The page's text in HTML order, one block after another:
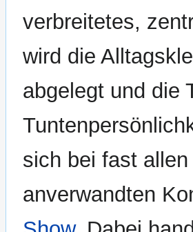
verbreitetes,
wird die
abgelegt und die
sich bei fast
anverwandten